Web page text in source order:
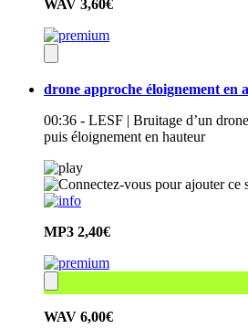
WAV 3,60€
drone approche éloignement en
00:36 - LESF | Bruitage d’un
puis éloignement en hauteur
MP3 2,40€
WAV 6,00€